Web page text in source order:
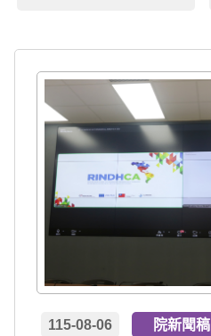
115-08-06 院新聞稿